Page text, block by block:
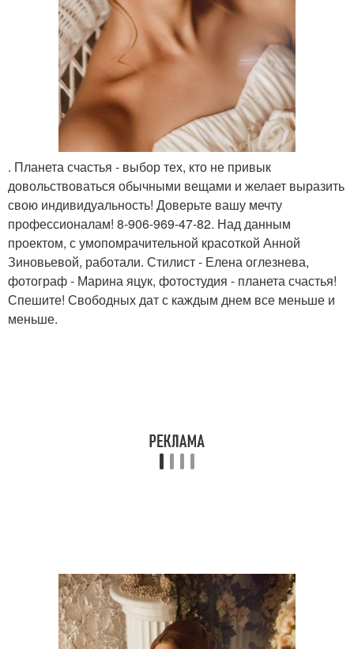
. Планета счастья - выбор тех, кто не привык
довольствоваться обычными вещами и желает выразить
свою индивидуальность! Доверьте вашу мечту
профессионалам! 8-906-969-47-82. Над данным
проектом, с умопомрачительной красоткой Анной
Зиновьевой, работали. Стилист - Елена оглезнева,
фотограф - Марина яцук, фотостудия - планета счастья!
Спешите! Свободных дат с каждым днем все меньше и
меньше.